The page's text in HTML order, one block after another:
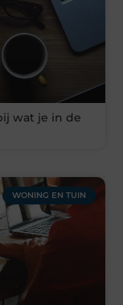
wat je in de
WONING EN TUIN